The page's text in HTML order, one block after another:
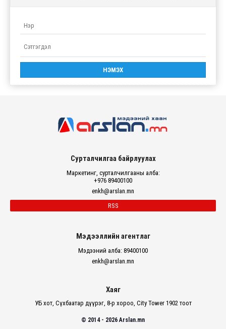
Сурталчилгаа байрлуулах
Маркетинг, сурталчилгааны алба:
+976 89400100
enkh@arslan.mn
RSS
Мэдээллийн агентлаг
Мэдээний алба: 89400100
enkh@arslan.mn
Хаяг
УБ хот, Сүхбаатар дүүрэг, 8-р хороо, City Tower 1902 тоот
© 2014 - 2026 Arslan.mn